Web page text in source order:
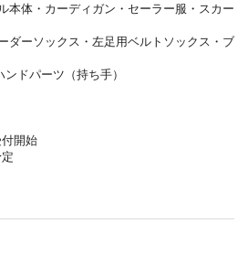
本体・カーディガン・セーラー服・スカー
ダーソックス・左足用ベルトソックス・ブ
ドパーツ（持ち手）
開始